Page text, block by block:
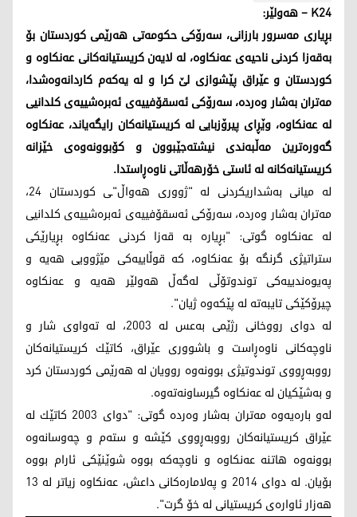
K24 – هه‌ولێر:
بڕیاری مه‌سرور بارزانی، سه‌رۆكی حكومه‌تی هه‌رێمی كوردستان بۆ
به‌قه‌زا كردنی ناحیه‌ی عه‌نكاوه‌، له‌ لایه‌ن كریستیانه‌كانی عه‌نكاوه‌ و
كوردستان و عێراق پێشوازی لێ كرا و له‌ یه‌كه‌م كاردانه‌وه‌شدا،
مه‌تران به‌شار وه‌رده‌، سه‌رۆكی ئه‌سقۆفییه‌ی ئه‌بره‌شییه‌ی كلدانیی
له‌ عه‌نكاوه‌، وێڕای پیرۆزبایی له‌ كریستیانه‌كان رایگه‌یاند، عه‌نكاوه‌
گه‌وره‌ترین مه‌ڵبه‌ندی نیشته‌جێبوون و كۆبوونه‌وه‌ی خێزانه‌
كریستیانه‌كانه‌ له‌ ئاستی خۆرهه‌ڵاتی ناوه‌ڕاستدا.
له‌ میانی به‌شداریكردنی له‌ "ژووری هه‌واڵ"ـی كوردستان 24،
مه‌تران به‌شار وه‌رده‌، سه‌رۆكی ئه‌سقۆفییه‌ی ئه‌بره‌شییه‌ی كلدانیی
له‌ عه‌نكاوه‌ گوتی: "بڕیاره‌ به‌ قه‌زا كردنی عه‌نكاوه‌‌ بڕیارێكی
ستراتیژی گرنگه‌ بۆ عه‌نكاوه‌، كه‌ قوڵاییه‌كی مێژوویی هه‌یه‌ و
په‌یوه‌ندییه‌كی توندوتۆڵی له‌گه‌ڵ هه‌ولێر هه‌یه‌ و عه‌نكاوه‌
چیرۆكێكی تایبه‌ته‌ له‌ پێكه‌وه‌ ژیان".
له‌ دوای رووخانی رژێمی به‌عس له‌ 2003، له‌ ته‌واوی شار و
ناوچه‌كانی ناوه‌ڕاست و باشووری عێراق، كاتێك كریستیانه‌كان
رووبه‌ڕووی توندوتیژی بوونه‌وه‌ روویان له‌ هه‌رێمی كوردستان كرد
و به‌شێكیان له‌ عه‌نكاوه‌ گیرساونه‌ته‌وه‌.
له‌و باره‌یه‌وه‌ مه‌تران به‌شار وه‌رده‌ گوتی: "دوای 2003 كاتێك له‌
عێراق كریستیانه‌كان رووبه‌ڕووی كێشه‌ و سته‌م و چه‌وسانه‌وه‌
بوونه‌وه‌ هاتنه‌ عه‌نكاوه‌ و ناوچه‌كه‌ بووه‌ شوێنێكی ئارام بووه‌
بۆیان. له‌ دوای 2014 و په‌لاماره‌كانی داعش، عه‌نكاوه‌ زیاتر له‌ 13
هه‌زار ئاواره‌ی كریستیانی له‌ خۆ گرت".